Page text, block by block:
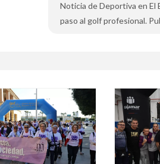
Noticia de Deportiva en El
paso al golf profesional.